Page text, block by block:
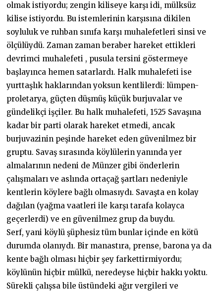
olmak istiyordu; zengin kiliseye karşı idi, mülksüz
kilise istiyordu. Bu istemlerinin karşısına dikilen
soyluluk ve ruhban sınıfa karşı muhalefetleri sinsi ve
ölçülüydü. Zaman zaman beraber hareket ettikleri
devrimci muhalefeti , pusula tersini göstermeye
başlayınca hemen satarlardı. Halk muhalefeti ise
yurttaşlık haklarından yoksun kentlilerdi: lümpen-
proletarya, güçten düşmüş küçük burjuvalar ve
gündelikçi işçiler. Bu halk muhalefeti, 1525 Savaşına
kadar bir parti olarak hareket etmedi, ancak
burjuvazinin peşinde hareket eden güvenilmez bir
gruptu. Savaş sırasında köylülerin yanında yer
almalarının nedeni de Münzer gibi önderlerin
çalışmaları ve aslında ortaçağ şartları nedeniyle
kentlerin köylere bağlı olmasıydı. Savaşta en kolay
dağılan (yağma vaatleri ile karşı tarafa kolayca
geçerlerdi) ve en güvenilmez grup da buydu.
Serf, yani köylü şüphesiz tüm bunlar içinde en kötü
durumda olanıydı. Bir manastıra, prense, barona ya da
kente bağlı olması hiçbir şey farkettirmiyordu;
köylünün hiçbir mülkü, neredeyse hiçbir hakkı yoktu.
Sürekli çalışsa bile üstündeki ağır vergileri ve